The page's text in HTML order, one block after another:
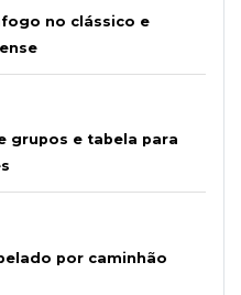
no clássico e
grupos e tabela para
por caminhão